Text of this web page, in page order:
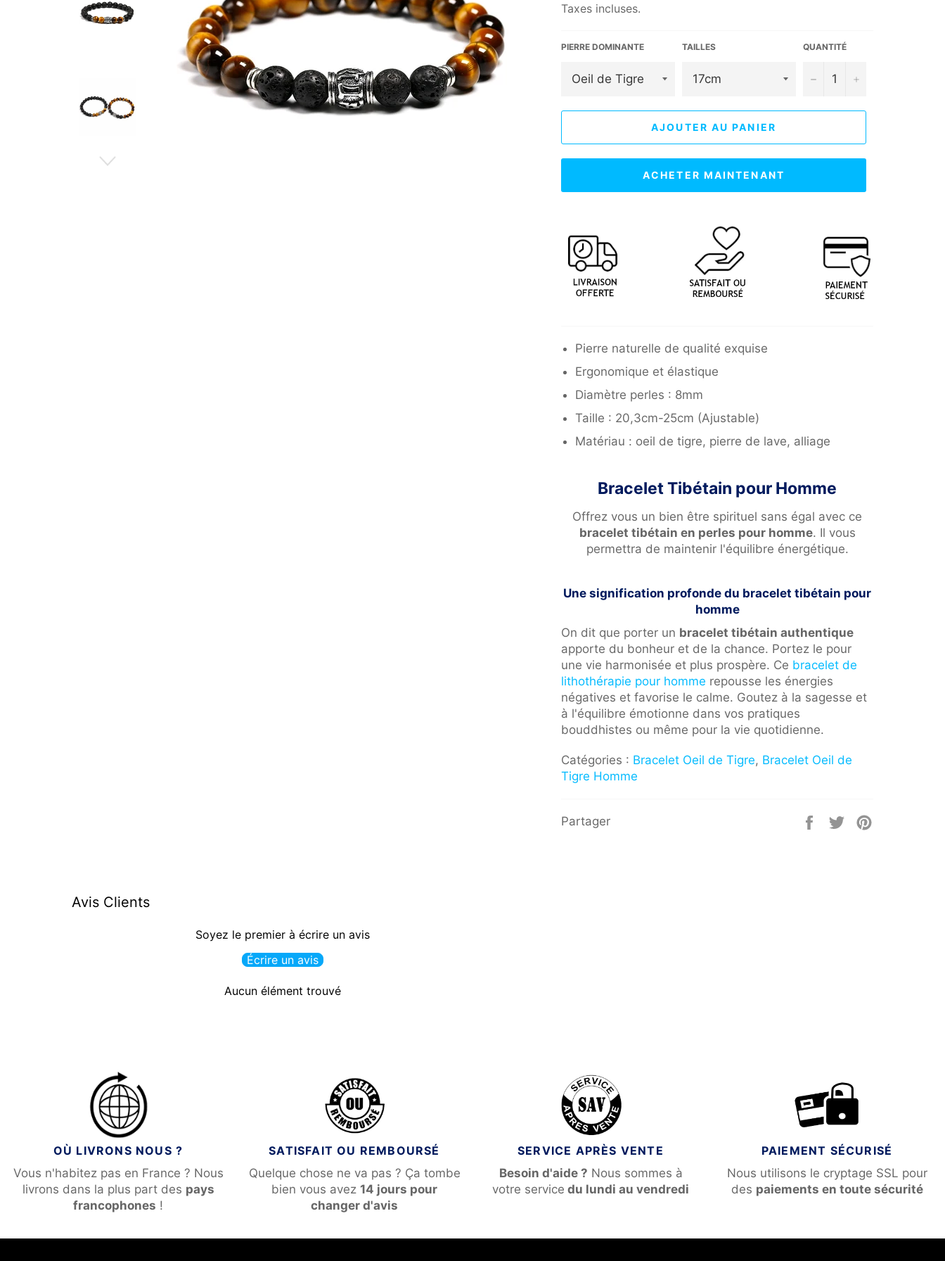
Taxes incluses.
PIERRE DOMINANTE TAILLES QUANTITÉ
− +
AJOUTER AU PANIER
ACHETER MAINTENANT
Pierre naturelle de qualité exquise
Ergonomique et élastique
Diamètre perles : 8mm
Taille : 20,3cm-25cm (Ajustable)
Matériau : oeil de tigre, pierre de lave, alliage
Bracelet Tibétain pour Homme
Offrez vous un bien être spirituel sans égal avec ce
bracelet tibétain en perles pour homme. Il vous
permettra de maintenir l'équilibre énergétique.
Une signification profonde du bracelet tibétain pour
homme
On dit que porter un bracelet tibétain authentique
apporte du bonheur et de la chance. Portez le pour
une vie harmonisée et plus prospère. Ce bracelet de
lithothérapie pour homme repousse les énergies
négatives et favorise le calme. Goutez à la sagesse et
à l'équilibre émotionne dans vos pratiques
bouddhistes ou même pour la vie quotidienne.
Catégories : Bracelet Oeil de Tigre, Bracelet Oeil de
Tigre Homme
Partager
PartagerTweeter
Avis Clients
Soyez le premier à écrire un avis
Écrire un avis
Aucun élément trouvé
OÙ LIVRONS NOUS ?
Vous n'habitez pas en France ? Nous
livrons dans la plus part des pays
francophones !
SATISFAIT OU REMBOURSÉ
Quelque chose ne va pas ? Ça tombe
bien vous avez 14 jours pour
changer d'avis
SERVICE APRÈS VENTE
Besoin d'aide ? Nous sommes à
votre service du lundi au vendredi
PAIEMENT SÉCURISÉ
Nous utilisons le cryptage SSL pour
des paiements en toute sécurité